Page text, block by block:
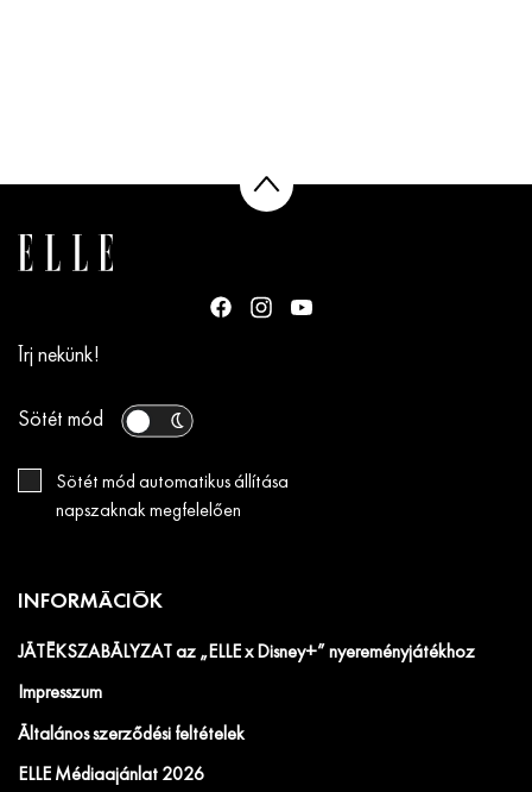
Írj nekünk!
Sötét mód
Sötét mód automatikus állítása
napszaknak megfelelően
INFORMÁCIÓK
JÁTÉKSZABÁLYZAT az „ELLE x Disney+” nyereményjátékhoz
Impresszum
Általános szerződési feltételek
ELLE Médiaajánlat 2026